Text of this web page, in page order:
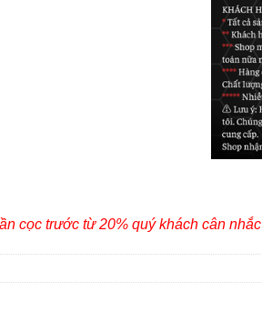
cọc trước từ 20% quý khách cân nhắc